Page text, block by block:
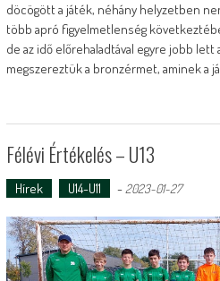
döcögött a játék, néhány helyzetben
több apró figyelmetlenség
de az idő előrehaladtával egyre jobb
megszereztük a bronzérmet, aminek a
Félévi Értékelés – U13
Hírek U14-U11 -2023-01-27